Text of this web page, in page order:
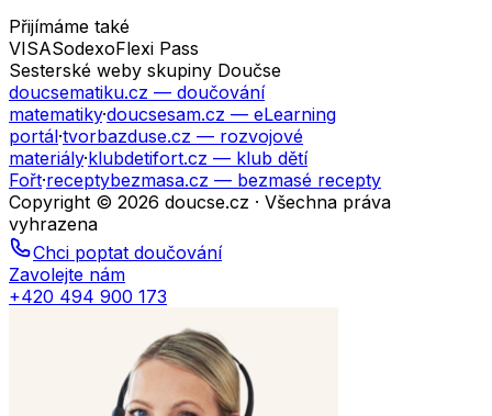
Přijímáme také
VISASodexoFlexi Pass
Sesterské weby skupiny Doučse
doucsematiku.cz — doučování
matematiky·doucsesam.cz — eLearning
portál·tvorbazduse.cz — rozvojové
materiály·klubdetifort.cz — klub dětí
Fořt·receptybezmasa.cz — bezmasé recepty
Copyright © 2026 doucse.cz · Všechna práva
vyhrazena
Chci poptat doučování
Zavolejte nám
+420 494 900 173